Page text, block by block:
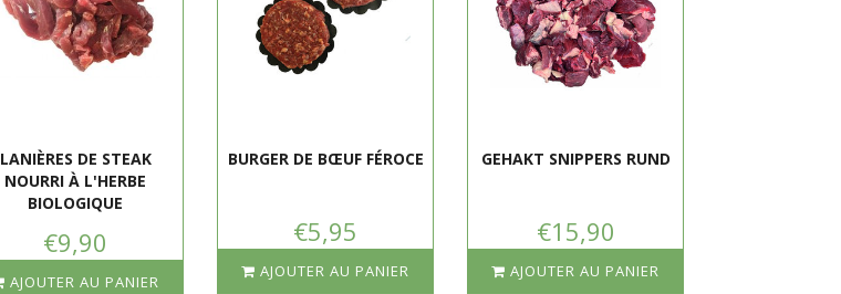
LANIÈRES DE STEAK
NOURRI À L'HERBE
BIOLOGIQUE
€9,90
AJOUTER AU PANIER
BURGER DE BŒUF FÉROCE
€5,95
AJOUTER AU PANIER
GEHAKT SNIPPERS RUND
€15,90
AJOUTER AU PANIER